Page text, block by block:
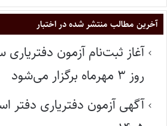
آخرین مطالب منتشر شده در اختبار
روز ۳ مهرماه برگزار می‌شود
آگهی آزمون دفتریاری دفتر